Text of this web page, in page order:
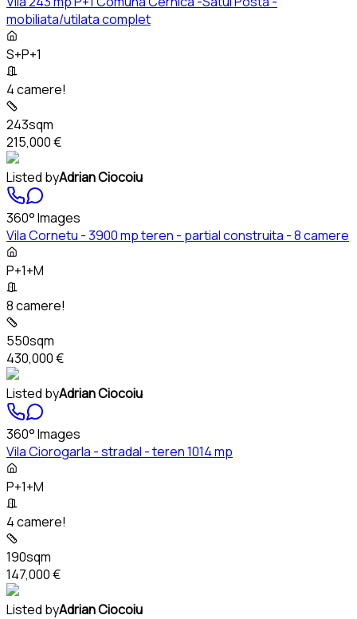
mobiliata/utilata complet
S+P+1
4 camere!
243sqm
215,000 €
Listed byAdrian Ciocoiu
360° Images
Vila Cornetu - 3900 mp teren - partial construita - 8 camere
P+1+M
8 camere!
550sqm
430,000 €
Listed byAdrian Ciocoiu
360° Images
Vila Ciorogarla - stradal - teren 1014 mp
P+1+M
4 camere!
190sqm
147,000 €
Listed byAdrian Ciocoiu